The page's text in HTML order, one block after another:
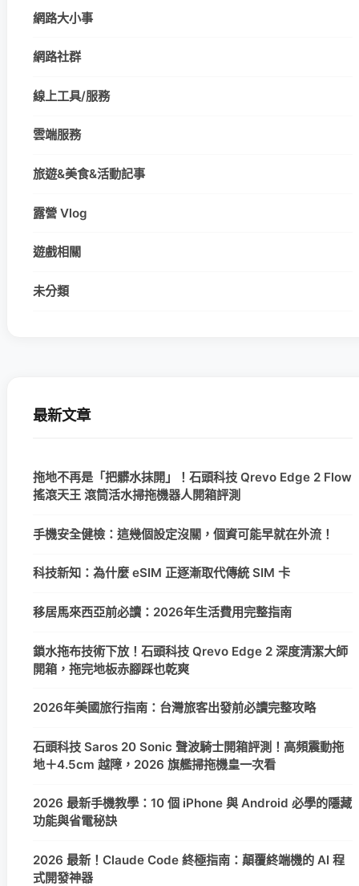
網路大小事
網路社群
線上工具/服務
雲端服務
旅遊&美食&活動記事
露營 Vlog
遊戲相關
未分類
最新文章
拖地不再是「把髒水抹開」！石頭科技 Qrevo Edge 2 Flow
搖滾天王 滾筒活水掃拖機器人開箱評測
手機安全健檢：這幾個設定沒關，個資可能早就在外流！
科技新知：為什麼 eSIM 正逐漸取代傳統 SIM 卡
移居馬來西亞前必讀：2026年生活費用完整指南
鎖水拖布技術下放！石頭科技 Qrevo Edge 2 深度清潔大師
開箱，拖完地板赤腳踩也乾爽
2026年美國旅行指南：台灣旅客出發前必讀完整攻略
石頭科技 Saros 20 Sonic 聲波騎士開箱評測！高頻震動拖
地＋4.5cm 越障，2026 旗艦掃拖機皇一次看
2026 最新手機教學：10 個 iPhone 與 Android 必學的隱藏
功能與省電秘訣
2026 最新！Claude Code 終極指南：顛覆終端機的 AI 程
式開發神器